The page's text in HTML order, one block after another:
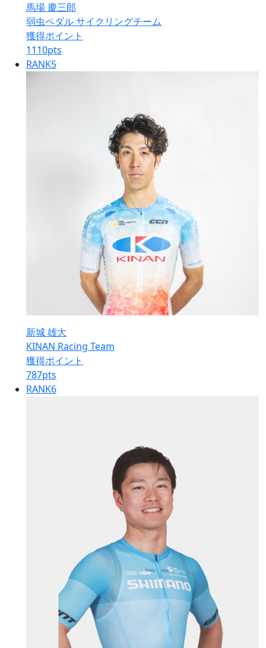
馬場 慶三郎
弱虫ペダル サイクリングチーム
獲得ポイント
1110pts
RANK5
新城 雄大
KINAN Racing Team
獲得ポイント
787pts
RANK6